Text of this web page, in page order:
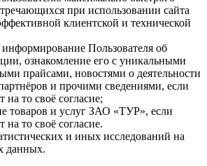
при использовании сайта
клиентской и технической
Пользователя об
ознакомление его с уникальными
прайсами, новостями о деятельности
и прочими сведениями, если
на то своё согласие;
товаров и услуг ЗАО «ТУР», если
на то своё согласие.
и иных исследований на
данных.